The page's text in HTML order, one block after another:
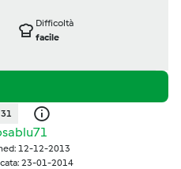
Difficoltà
facile
12-12-2013
23-01-2014